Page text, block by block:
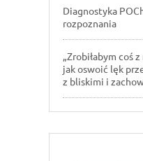
Diagnostyka
rozpoznania
„Zrobiłabym coś
jak oswoić lęk
z bliskimi i